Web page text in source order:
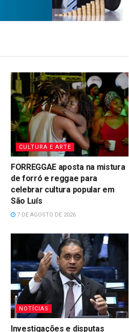
CULTURA E ARTE
FORREGGAE aposta na mistura
de forró e reggae para
celebrar cultura popular em
São Luís
7 DE AGOSTO DE 2026
NOTÍCIAS
Investigações e disputas